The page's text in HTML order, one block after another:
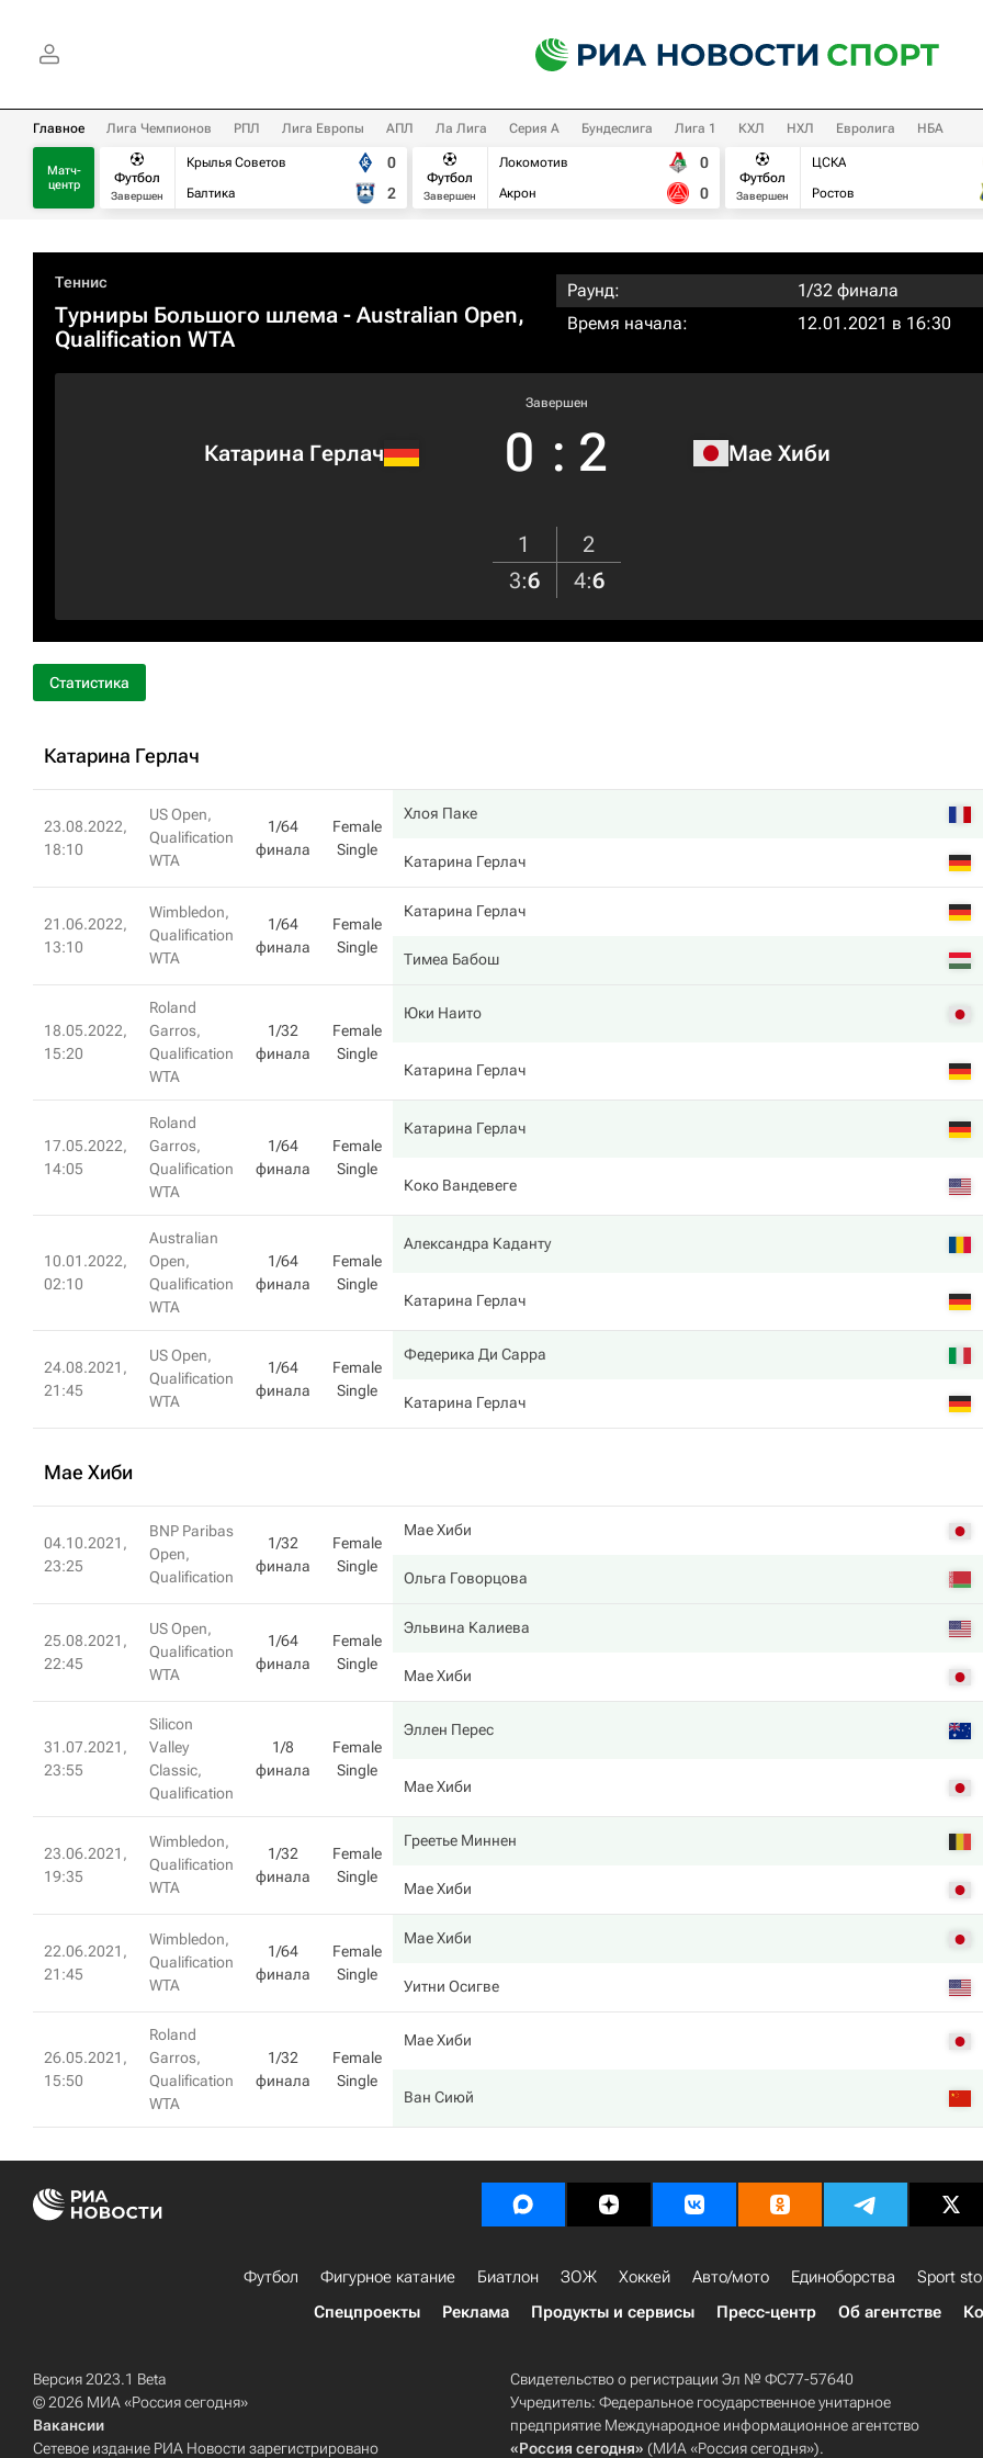
Главное Лига Чемпионов РПЛ Лига Европы АПЛ Ла Лига Серия А Бундеслига Лига 1 КХЛ НХЛ Евролига НБА
Матч-
центр
Футбол
Завершен
Крылья Советов
Балтика
0
2
Футбол
Завершен
Локомотив
Акрон
0
0
Футбол
Завершен
ЦСКА
Ростов
Теннис
Турниры Большого шлема - Australian Open,
Qualification WTA
Раунд:
1/32 финала
Время начала:
12.01.2021 в 16:30
Катарина Герлач
Завершен
0 : 2 Мае Хиби
1
2
3:6 4:6
Статистика
Катарина Герлач
23.08.2022,
18:10
US Open,
Qualification
WTA
1/64
финала
Female
Single
Хлоя Паке
Катарина Герлач
21.06.2022,
13:10
Wimbledon,
Qualification
WTA
1/64
финала
Female
Single
Катарина Герлач
Тимеа Бабош
18.05.2022,
15:20
Roland
Garros,
Qualification
WTA
1/32
финала
Female
Single
Юки Наито
Катарина Герлач
17.05.2022,
14:05
Roland
Garros,
Qualification
WTA
1/64
финала
Female
Single
Катарина Герлач
Коко Вандевеге
10.01.2022,
02:10
Australian
Open,
Qualification
WTA
1/64
финала
Female
Single
Александра Каданту
Катарина Герлач
24.08.2021,
21:45
US Open,
Qualification
WTA
1/64
финала
Female
Single
Федерика Ди Сарра
Катарина Герлач
Мае Хиби
04.10.2021,
23:25
BNP Paribas
Open,
Qualification
1/32
финала
Female
Single
Мае Хиби
Ольга Говорцова
25.08.2021,
22:45
US Open,
Qualification
WTA
1/64
финала
Female
Single
Эльвина Калиева
Мае Хиби
31.07.2021,
23:55
Silicon
Valley
Classic,
Qualification
1/8
финала
Female
Single
Эллен Перес
Мае Хиби
23.06.2021,
19:35
Wimbledon,
Qualification
WTA
1/32
финала
Female
Single
Греетье Миннен
Мае Хиби
22.06.2021,
21:45
Wimbledon,
Qualification
WTA
1/64
финала
Female
Single
Мае Хиби
Уитни Осигве
26.05.2021,
15:50
Roland
Garros,
Qualification
WTA
1/32
финала
Female
Single
Мае Хиби
Ван Сиюй
Футбол Фигурное катание Биатлон ЗОЖ Хоккей Авто/мото Единоборства Sport
Спецпроекты
Реклама Продукты и сервисы Пресс-центр Об агентстве
Версия 2023.1 Beta
© 2026 МИА «Россия сегодня»
Вакансии
Сетевое издание РИА Новости зарегистрировано
Свидетельство о регистрации Эл № ФС77-57640
Учредитель: Федеральное государственное унитарное
предприятие Международное информационное агентство
«Россия сегодня» (МИА «Россия сегодня»).